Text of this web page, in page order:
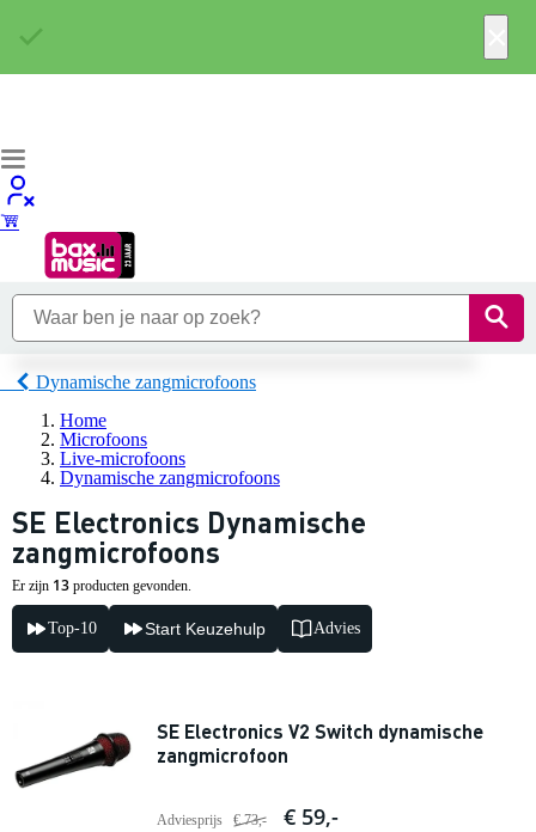
Dynamische zangmicrofoons
Home
Microfoons
Live-microfoons
Dynamische zangmicrofoons
SE Electronics Dynamische
zangmicrofoons
Er zijn 13 producten gevonden.
Top-10 Start Keuzehulp Advies
SE Electronics V2 Switch dynamische
zangmicrofoon
Adviesprijs € 73,- € 59,-